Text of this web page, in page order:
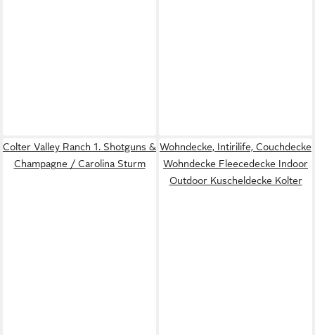
Colter Valley Ranch 1. Shotguns &
Champagne / Carolina Sturm
Wohndecke, Intirilife, Couchdecke
Wohndecke Fleecedecke Indoor
Outdoor Kuscheldecke Kolter